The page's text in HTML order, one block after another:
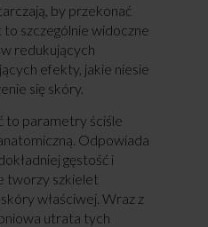
by przekonać
szczególnie widoczne
redukujących
efekty, jakie niesie
się skóry.
to parametry ściśle
Odpowiada
gęstość i
tworzy szkielet
właściwej. Wraz z
utrata tych